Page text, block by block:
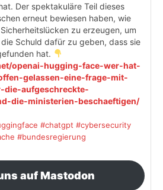
Der spektakuläre Teil dieses
erneut bewiesen haben, wie
zu erzeugen, um
Schuld dafür zu geben, dass sie
hat.
openai-hugging-face-wer-hat-
gelassen-eine-frage-mit-
aufgeschreckte-
die-ministerien-beschaeftigen/
#chatgpt #cybersecurity
#bundesregierung
auf Mastodon